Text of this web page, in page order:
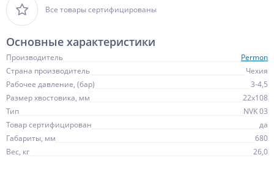
Все товары сертифицированы
Основные характеристики
Производитель
Permon
Страна производитель
Чехия
Рабочее давление, (бар)
3-4,5
Размер хвостовика, мм
22x108
Тип
NVK 03
Товар сертифицирован
да
Габариты, мм
680
Вес, кг
26,0